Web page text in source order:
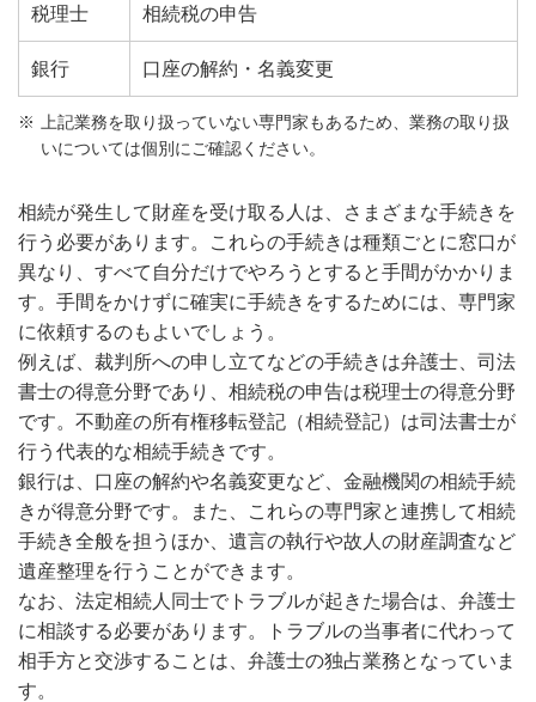
税理士 相続税の申告
銀行 口座の解約・名義変更
上記業務を取り扱っていない専門家もあるため、業務の取り扱
いについては個別にご確認ください。
相続が発生して財産を受け取る人は、さまざまな手続きを
行う必要があります。これらの手続きは種類ごとに窓口が
異なり、すべて自分だけでやろうとすると手間がかかりま
す。手間をかけずに確実に手続きをするためには、専門家
に依頼するのもよいでしょう。
例えば、裁判所への申し立てなどの手続きは弁護士、司法
書士の得意分野であり、相続税の申告は税理士の得意分野
です。不動産の所有権移転登記（相続登記）は司法書士が
行う代表的な相続手続きです。
銀行は、口座の解約や名義変更など、金融機関の相続手続
きが得意分野です。また、これらの専門家と連携して相続
手続き全般を担うほか、遺言の執行や故人の財産調査など
遺産整理を行うことができます。
なお、法定相続人同士でトラブルが起きた場合は、弁護士
に相談する必要があります。トラブルの当事者に代わって
相手方と交渉することは、弁護士の独占業務となっていま
す。